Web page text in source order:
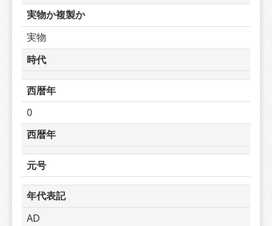
実物か複製か
実物
時代
西暦年
0
西暦年
元号
年代表記
AD